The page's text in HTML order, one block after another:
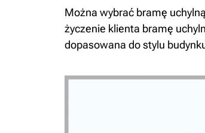
Można wybrać bramę
życzenie klienta bramę
dopasowana do stylu